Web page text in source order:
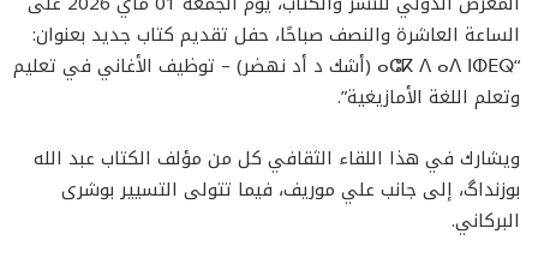
الساعة العاشرة والنصف صباحًا، حفل تقديم كتاب جديد بعنوان:
“ⴰⵛⴽ ⴷ ⴰⴷ ⵏⵀⴹⵕ (أشك د أد نهضر) – توظيف الأغاني في تعليم
وتعلم اللغة الأمازيغية”.
ويشارك في هذا اللقاء الثقافي كل من مؤلف الكتاب عبد الله
بوزنداگ، إلى جانب علي موريف، فيما تتولى التسيير بوشرى
البركاني.